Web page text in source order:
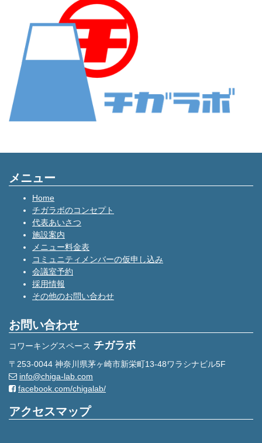
メニュー
Home
チガラボのコンセプト
代表あいさつ
施設案内
メニュー料金表
コミュニティメンバーの仮申し込み
会議室予約
採用情報
その他のお問い合わせ
お問い合わせ
コワーキングスペース チガラボ
〒253-0044 神奈川県茅ヶ崎市新栄町13-48ワラシナビル5F
info@chiga-lab.com
facebook.com/chigalab/
アクセスマップ